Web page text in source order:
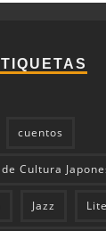
cuentos
Cultura
Jazz